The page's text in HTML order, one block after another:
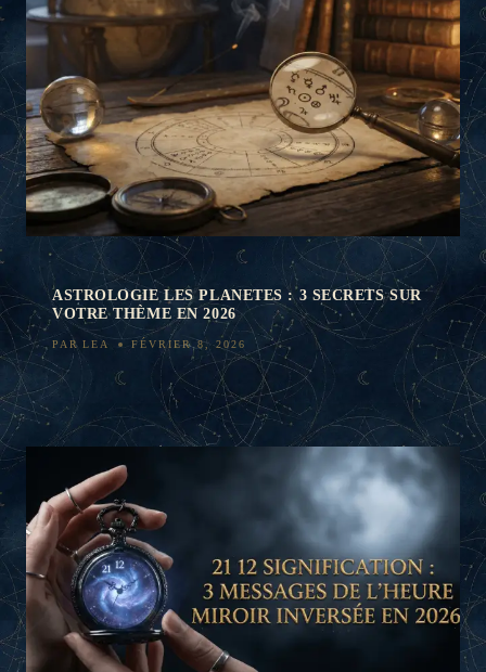
ASTROLOGIE LES PLANETES : 3 SECRETS SUR
VOTRE THÈME EN 2026
PAR LEA FÉVRIER 8, 2026